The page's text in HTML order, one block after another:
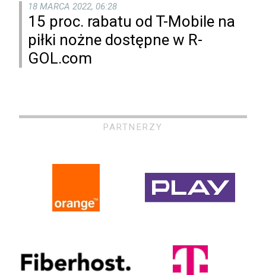
18 MARCA 2022, 06:28
15 proc. rabatu od T-Mobile na
piłki nożne dostępne w R-
GOL.com
PARTNERZY